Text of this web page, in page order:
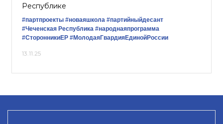
Республике
#партпроекты #новаяшкола #партийныйдесант
#Чеченская Республика #народнаяпрограмма
#СторонникиЕР #МолодаяГвардияЕдинойРоссии
13.11.25